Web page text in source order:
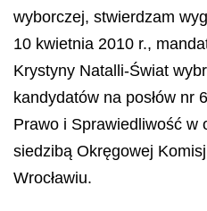
wyborczej, stwierdzam
10 kwietnia 2010 r.,
Krystyny Natalli-Świat
kandydatów na posłów nr
Prawo i Sprawiedliwość w
siedzibą Okręgowej
Wrocławiu.